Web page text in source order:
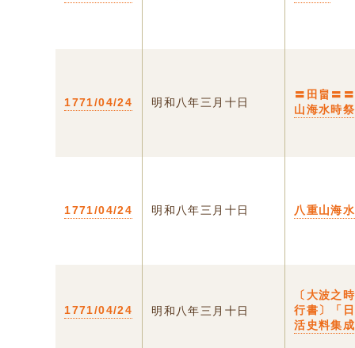
1771/04/24 明和八年三月十日
〓田畠〓
山海水時
1771/04/24 明和八年三月十日 八重山海
1771/04/24 明和八年三月十日
〔大波之
行書〕「
活史料集